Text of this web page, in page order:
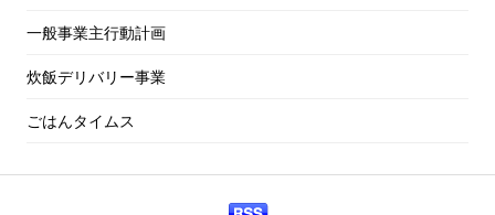
一般事業主行動計画
炊飯デリバリー事業
ごはんタイムス